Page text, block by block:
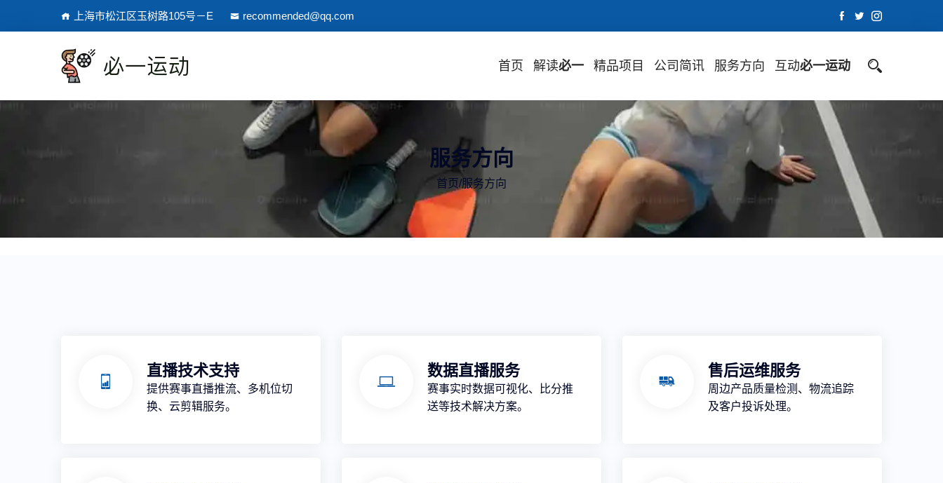
上海市松江区玉树路105号－E recommended@qq.com
首页 解读必一 精品项目 公司简讯 服务方向 互动必一运动
服务方向
首页/服务方向
直播技术支持
提供赛事直播推流、多机位切
换、云剪辑服务。
数据直播服务
赛事实时数据可视化、比分推
送等技术解决方案。
售后运维服务
周边产品质量检测、物流追踪
及客户投诉处理。